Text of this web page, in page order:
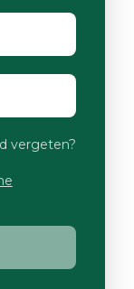
vergeten?